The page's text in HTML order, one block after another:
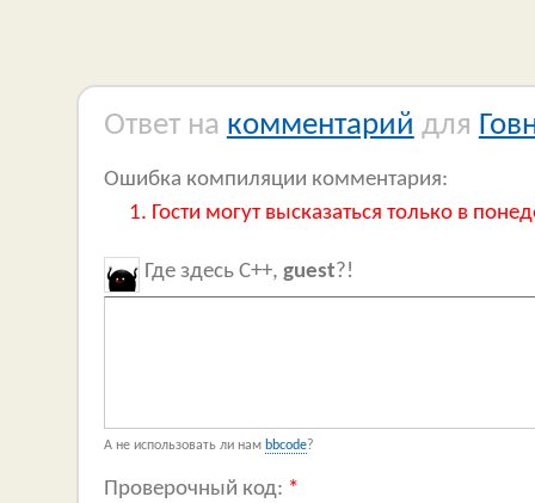
Ответ на комментарий для
Ошибка компиляции комментария:
Гости могут высказаться только в
Где здесь C++, guest?!
А не использовать ли нам bbcode?
Проверочный код: *